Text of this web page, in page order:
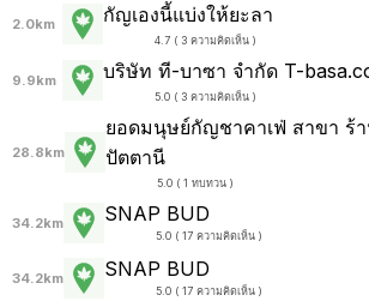
2.0km กัญเองนี้แบ่งให้ยะลา
4.7 ( 3 ความคิดเห็น )
9.9km บริษัท ที-บาซา จำกัด T-
5.0 ( 3 ความคิดเห็น )
28.8km
ยอดมนุษย์กัญชาคาเฟ่ สาขา ร้า
ปัตตานี
5.0 ( 1 ทบทวน )
34.2km SNAP BUD
5.0 ( 17 ความคิดเห็น )
34.2km SNAP BUD
5.0 ( 17 ความคิดเห็น )